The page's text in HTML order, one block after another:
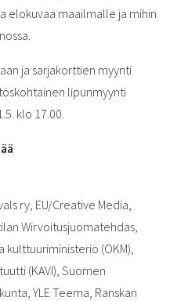
elokuvaa maailmalle ja mihin
ja sarjakorttien myynti
lipunmyynti
klo 17.00.
ry, EU/Creative Media,
Wirvoitusjuomatehdas,
(OKM),
(KAVI), Suomen
YLE Teema, Ranskan